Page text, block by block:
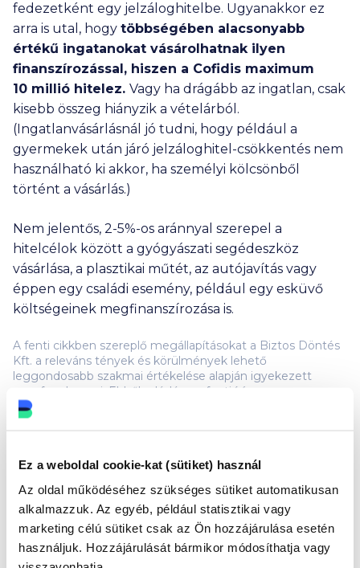
Ez a weboldal cookie-kat (sütiket) használ
Az oldal működéséhez szükséges sütiket automatikusan
alkalmazzuk. Az egyéb, például statisztikai vagy
marketing célú sütiket csak az Ön hozzájárulása esetén
használjuk. Hozzájárulását bármikor módosíthatja vagy
fedezetként egy jelzáloghitelbe. Ugyanakkor ez
arra is utal, hogy többségében alacsonyabb
értékű ingatanokat vásárolhatnak ilyen
finanszírozással, hiszen a Cofidis maximum
10 millió hitelez. Vagy ha drágább az ingatlan, csak
kisebb összeg hiányzik a vételárból.
(Ingatlanvásárlásnál jó tudni, hogy például a
gyermekek után járó jelzáloghitel-csökkentés nem
használható ki akkor, ha személyi kölcsönből
történt a vásárlás.)
Nem jelentős, 2-5%-os aránnyal szerepel a
hitelcélok között a gyógyászati segédeszköz
vásárlása, a plasztikai műtét, az autójavítás vagy
éppen egy családi esemény, például egy esküvő
költségeinek megfinanszírozása is.
A fenti cikkben szereplő megállapításokat a Biztos Döntés
Kft. a releváns tények és körülmények lehető
leggondosabb szakmai értékelése alapján igyekezett
megfogalmazni. Ebből adódóan a fenti írás nem
tényközlés, hanem a Biztos Döntés Kft. – megfontolt és
felvállalt – szakmai véleményét jeleníti meg.
KAPCSOLÓDÓ CÍMKÉK
Személyi kölcsön Cofidis áruhitel